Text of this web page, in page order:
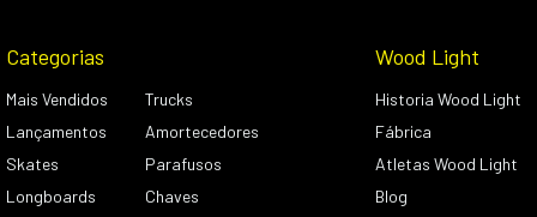
Categorias
Mais Vendidos
Lançamentos
Skates
Longboards
Trucks
Amortecedores
Parafusos
Chaves
Wood Light
Historia Wood Light
Fábrica
Atletas Wood Light
Blog